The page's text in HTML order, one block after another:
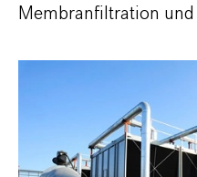
Membranfiltration